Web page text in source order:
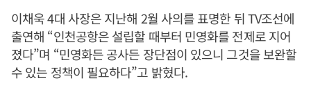
이채욱 4대 사장은 지난해 2월 사의를 표명한 뒤 TV조선에
출연해 “인천공항은 설립할 때부터 민영화를 전제로 지어
졌다”며 “민영화든 공사든 장단점이 있으니 그것을 보완할
수 있는 정책이 필요하다”고 밝혔다.